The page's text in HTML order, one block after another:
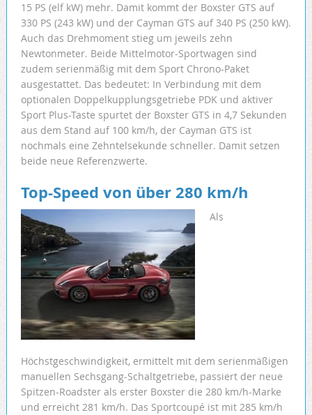
15 PS (elf kW) mehr. Damit kommt der Boxster GTS auf
330 PS (243 kW) und der Cayman GTS auf 340 PS (250 kW).
Auch das Drehmoment stieg um jeweils zehn
Newtonmeter. Beide Mittelmotor-Sportwagen sind
zudem serienmäßig mit dem Sport Chrono-Paket
ausgestattet. Das bedeutet: In Verbindung mit dem
optionalen Doppelkupplungsgetriebe PDK und aktiver
Sport Plus-Taste spurtet der Boxster GTS in 4,7 Sekunden
aus dem Stand auf 100 km/h, der Cayman GTS ist
nochmals eine Zehntelsekunde schneller. Damit setzen
beide neue Referenzwerte.
Top-Speed von über 280 km/h
Als
Höchstgeschwindigkeit, ermittelt mit dem serienmäßigen
manuellen Sechsgang-Schaltgetriebe, passiert der neue
Spitzen-Roadster als erster Boxster die 280 km/h-Marke
und erreicht 281 km/h. Das Sportcoupé ist mit 285 km/h